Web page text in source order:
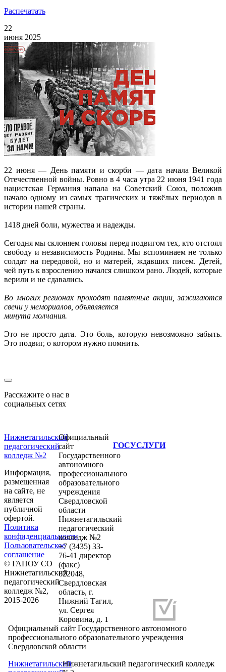
Распечатать
22
июня 2025
22 июня — День памяти и скорби — дата начала Великой
Отечественной войны. Ровно в 4 часа утра 22 июня 1941 года
нацистская Германия напала на Советский Союз, положив
начало одному из самых трагических и тяжёлых периодов в
истории нашей страны.
1418 дней боли, мужества и надежды.
Сегодня мы склоняем головы перед подвигом тех, кто отстоял
свободу и независимость Родины. Мы вспоминаем не только
солдат на передовой, но и матерей, ждавших писем. Детей,
чей путь к взрослению начался слишком рано. Людей, которые
верили и не сдавались.
Во многих регионах проходят памятные акции, зажигаются
свечи у мемориалов, объявляется
минута молчания.
Это не просто дата. Это боль, которую невозможно забыть.
Это подвиг, о котором нужно помнить.
Расскажите о нас в
социальных сетях
Нижнетагильский
педагогический
колледж №2
Информация,
размещенная
на сайте, не
является
публичной
офертой.
Политика
конфиденциальности
Пользовательское
соглашение
© ГАПОУ СО
Нижнетагильский
педагогический
колледж №2,
2015-2026
Официальный
сайт
Государственного
автономного
профессионального
образовательного
учреждения
Свердловской
области
Нижнетагильский
педагогический
колледж №2
+7 (3435) 33-
76-41 директор
(факс)
622048,
Свердловская
область, г.
Нижний Тагил,
ул. Сергея
Коровина, д. 1
ГОСУСЛУГИ
Разработка и продвижение сайтов
Официальный сайт Государственного автономного
профессионального образовательного учреждения
Свердловской области
НижнетагильскийНижнетагильский педагогический колледж